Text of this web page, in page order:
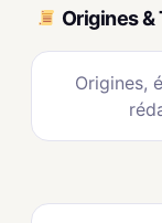
Origines &
Origines,